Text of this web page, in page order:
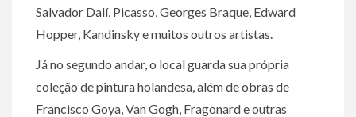
Salvador Dalí, Picasso, Georges Braque, Edward
Hopper, Kandinsky e muitos outros artistas.
Já no segundo andar, o local guarda sua própria
coleção de pintura holandesa, além de obras de
Francisco Goya, Van Gogh, Fragonard e outras